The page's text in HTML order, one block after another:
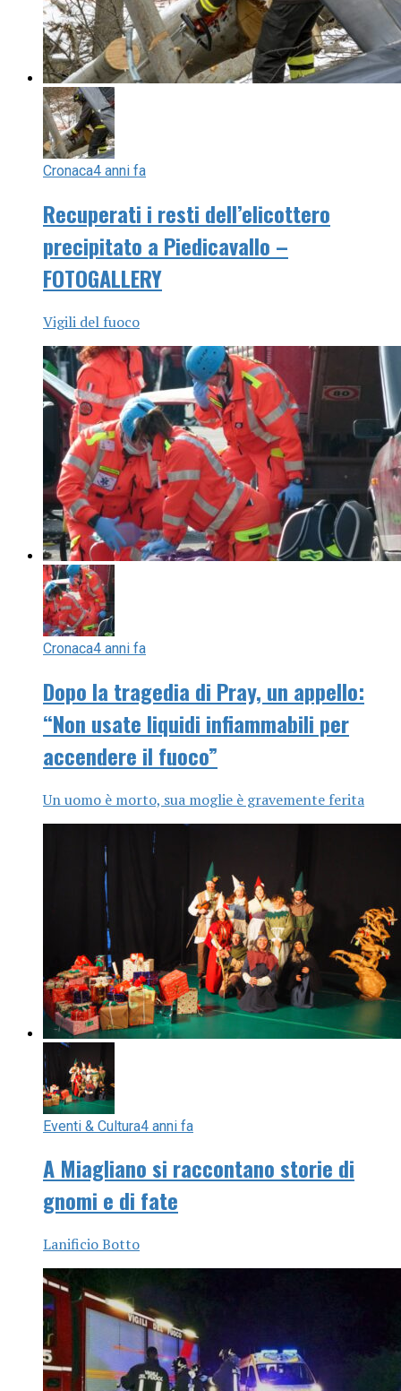
Cronaca4 anni fa
Recuperati i resti dell’elicottero
precipitato a Piedicavallo –
FOTOGALLERY
Vigili del fuoco
Cronaca4 anni fa
Dopo la tragedia di Pray, un appello:
“Non usate liquidi infiammabili per
accendere il fuoco”
Un uomo è morto, sua moglie è gravemente ferita
Eventi & Cultura4 anni fa
A Miagliano si raccontano storie di
gnomi e di fate
Lanificio Botto